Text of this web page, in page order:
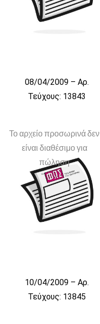
08/04/2009 – Αρ.
Τεύχους: 13843
Το αρχείο προσωρινά δεν
είναι διαθέσιμο για
πώληση
10/04/2009 – Αρ.
Τεύχους: 13845